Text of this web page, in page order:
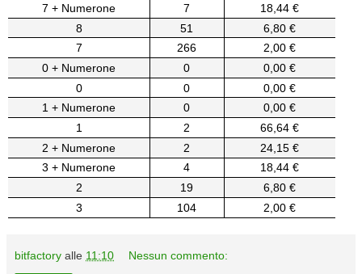
7 + Numerone
7
18,44 €
8
51
6,80 €
7
266
2,00 €
0 + Numerone
0
0,00 €
0
0
0,00 €
1 + Numerone
0
0,00 €
1
2
66,64 €
2 + Numerone
2
24,15 €
3 + Numerone
4
18,44 €
2
19
6,80 €
3
104 2,00 €
bitfactory alle 11:10 Nessun commento: